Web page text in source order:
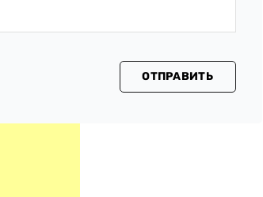
ОТПРАВИТЬ